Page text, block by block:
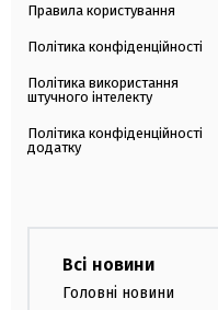
Правила користування
Політика конфіденційності
Політика використання
штучного інтелекту
Політика конфіденційності
додатку
Всі новини
Головні новини